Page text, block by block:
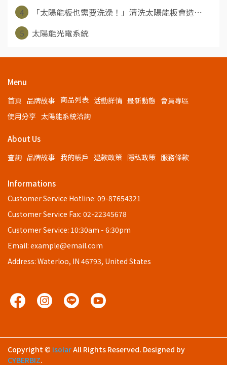
4
「太陽能板也需要洗澡！」清洗太陽能板會造⋯
5
太陽能光電系統
Menu
首頁 品牌故事 商品列表 活動詳情 最新動態 會員專區
使用分享 太陽能系統洽詢
About Us
查詢 品牌故事 我的帳戶 退款政策 隱私政策 服務條款
Informations
Customer Service Hotline: 09-87654321
Customer Service Fax: 02-22345678
Customer Service: 10:30am - 6:30pm
Email: example@email.com
Address: Waterloo, IN 46793, United States
Copyright © isolarAll Rights Reserved. Designed by
CYBERBIZ.